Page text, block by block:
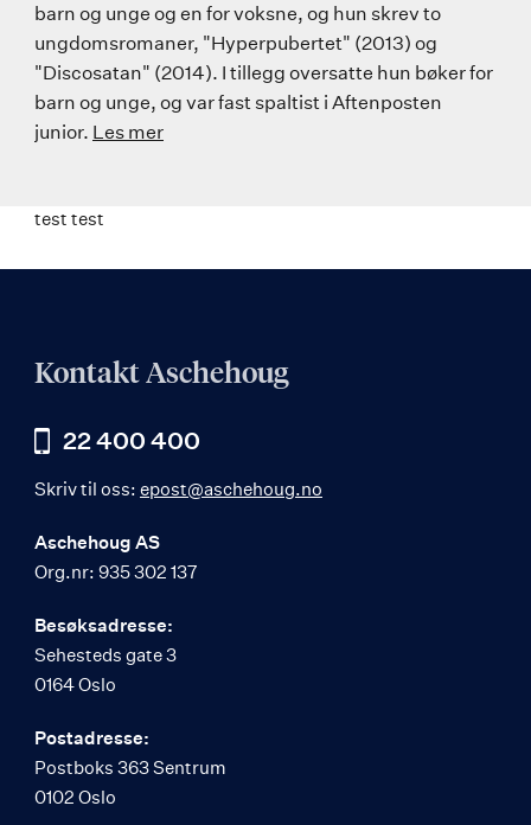
barn og unge og en for voksne, og hun skrev to
ungdomsromaner, "Hyperpubertet" (2013) og
"Discosatan" (2014). I tillegg oversatte hun bøker for
barn og unge, og var fast spaltist i Aftenposten
junior. Les mer
test test
Kontakt Aschehoug
22 400 400
Skriv til oss: epost@aschehoug.no
Aschehoug AS
Org.nr: 935 302 137
Besøksadresse:
Sehesteds gate 3
0164 Oslo
Postadresse:
Postboks 363 Sentrum
0102 Oslo